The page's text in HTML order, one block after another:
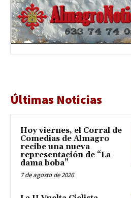
Últimas Noticias
Hoy viernes, el Corral de
Comedias de Almagro
recibe una nueva
representación de “La
dama boba”
7 de agosto de 2026